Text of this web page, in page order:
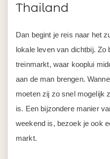
Thailand
Dan begint je reis naar het
lokale leven van dichtbij. Zo
treinmarkt, waar kooplui
aan de man brengen.
moeten zij zo snel mogelijk
is. Een bijzondere manier
weekend is, bezoek je ook
markt.